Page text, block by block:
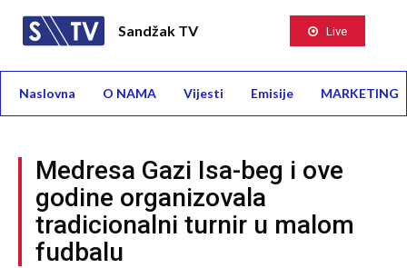
Sandžak TV Live
Naslovna O NAMA Vijesti Emisije MARKETING
Medresa Gazi Isa-beg i ove
godine organizovala
tradicionalni turnir u malom
fudbalu